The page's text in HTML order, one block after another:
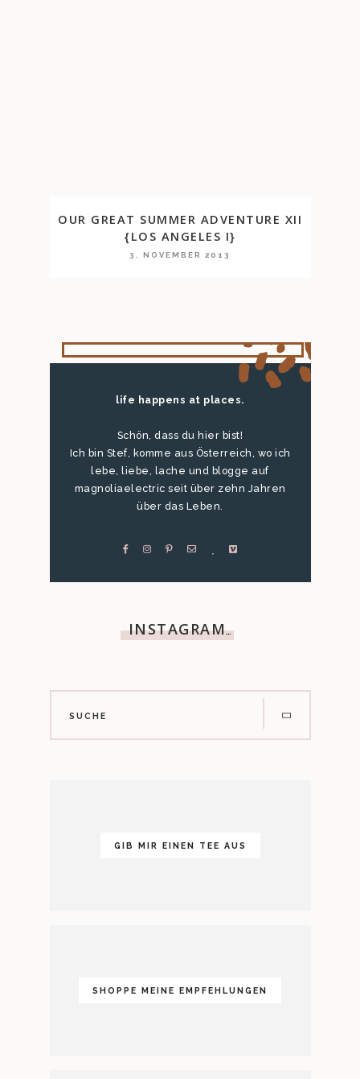
OUR GREAT SUMMER ADVENTURE XII
{LOS ANGELES I}
3. NOVEMBER 2013
life happens at places.
Schön, dass du hier bist!
Ich bin Stef, komme aus Österreich, wo ich
lebe, liebe, lache und blogge auf
magnoliaelectric seit über zehn Jahren
über das Leben.
INSTAGRAM…
GIB MIR EINEN TEE AUS
SHOPPE MEINE EMPFEHLUNGEN